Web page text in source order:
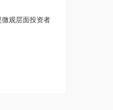
观层面投资者